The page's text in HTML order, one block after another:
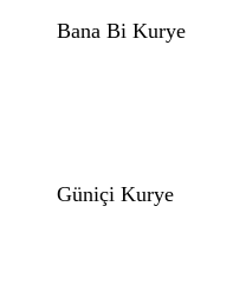
Bana Bi Kurye
Güniçi Kurye